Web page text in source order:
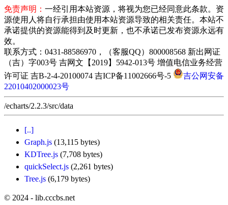
免责声明： 一经引用本站资源，将视为您已经同意此条款。资
源使用人将自行承担由使用本站资源导致的相关责任。本站不
承诺提供的资源能得到及时更新，也不承诺已发布资源永远有
效。
联系方式：0431-88586970，（客服QQ）800008568 新出网证
（吉）字003号 吉网文【2019】5942-013号 增值电信业务经营
许可证 吉B-2-4-20100074 吉ICP备11002666号-5
吉公网安备
22010402000023号
/echarts/2.2.3/src/data
[..]
Graph.js (13,115 bytes)
KDTree.js (7,708 bytes)
quickSelect.js (2,261 bytes)
Tree.js (6,179 bytes)
© 2024 - lib.cccbs.net